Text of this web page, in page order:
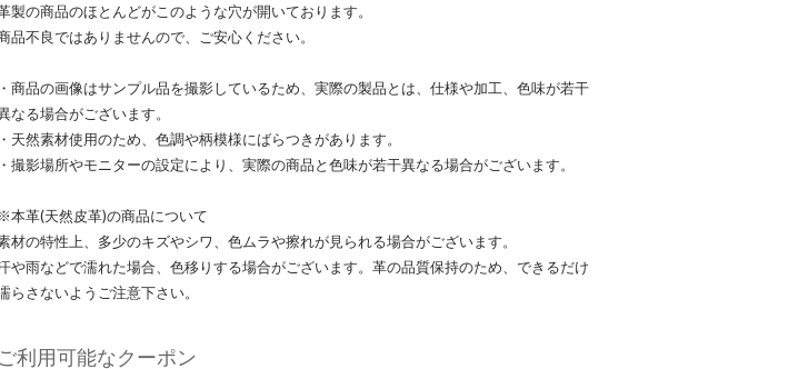
製の商品のほとんどがこのような穴が開いております。
品不良ではありませんので、ご安心ください。
・商品の画像はサンプル品を撮影しているため、実際の製品とは、仕様や加工、色味が若干
なる場合がございます。
・天然素材使用のため、色調や柄模様にばらつきがあります。
・撮影場所やモニターの設定により、実際の商品と色味が若干異なる場合がございます。
※本革(天然皮革)の商品について
材の特性上、多少のキズやシワ、色ムラや擦れが見られる場合がございます。
や雨などで濡れた場合、色移りする場合がございます。革の品質保持のため、できるだけ
らさないようご注意下さい。
ご利用可能なクーポン